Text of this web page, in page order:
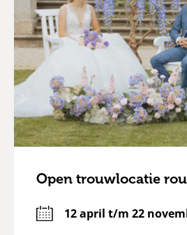
Open trouwlocatie
12 april t/m 22